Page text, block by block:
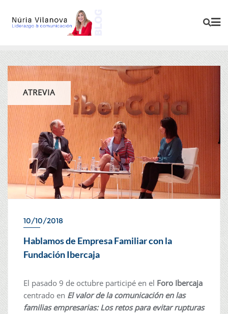
ATREVIA
10/10/2018
Hablamos de Empresa Familiar con la
Fundación Ibercaja
El pasado 9 de octubre participé en el Foro Ibercaja
centrado en El valor de la comunicación en las
familias empresarias: Los retos para evitar rupturas